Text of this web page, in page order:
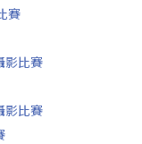
賽
影比賽
影比賽